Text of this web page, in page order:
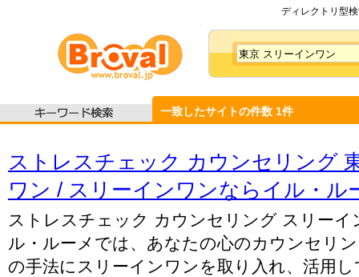
ディレクトリ型
一致したサイトの件数 1件
ストレスチェック カウンセリング
ワン / スリーインワンならイル・ル
ストレスチェック カウンセリング スリーイ
ル・ルーメでは、あなたの心のカウンセリ
の手法にスリーインワンを取り入れ、活用